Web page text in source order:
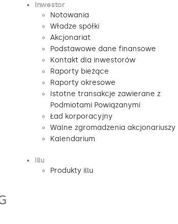
Inwestor
Notowania
Władze spółki
Akcjonariat
Podstawowe dane finansowe
Kontakt dla inwestorów
Raporty bieżące
Raporty okresowe
Istotne transakcje zawierane z
Podmiotami Powiązanymi
Ład korporacyjny
Walne zgromadzenia akcjonariuszy
Kalendarium
illu
Produkty illu